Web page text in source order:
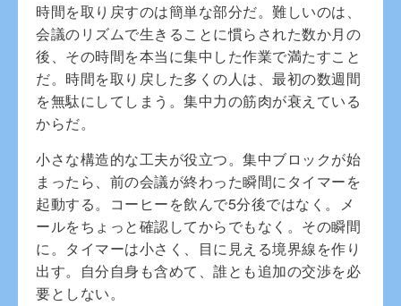
時間を取り戻すのは簡単な部分だ。難しいのは、
会議のリズムで生きることに慣らされた数か月の
後、その時間を本当に集中した作業で満たすこと
だ。時間を取り戻した多くの人は、最初の数週間
を無駄にしてしまう。集中力の筋肉が衰えている
からだ。
小さな構造的な工夫が役立つ。集中ブロックが始
まったら、前の会議が終わった瞬間にタイマーを
起動する。コーヒーを飲んで5分後ではなく。メ
ールをちょっと確認してからでもなく。その瞬間
に。タイマーは小さく、目に見える境界線を作り
出す。自分自身も含めて、誰とも追加の交渉を必
要としない。